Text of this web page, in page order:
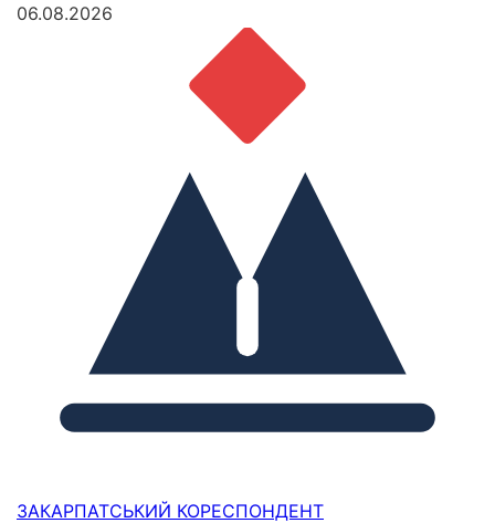
06.08.2026
ЗАКАРПАТСЬКИЙ КОРЕСПОНДЕНТ